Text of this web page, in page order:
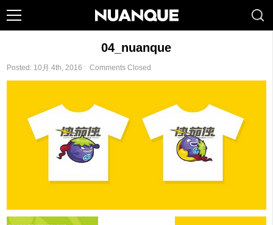
04_nuanque
Posted: 10月 4th, 2016 ˑ Comments Closed